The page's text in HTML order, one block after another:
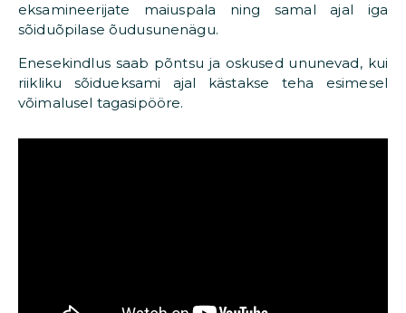
eksamineerijate maiuspala ning samal ajal iga
sõiduõpilase õudusunenägu.
Enesekindlus saab põntsu ja oskused ununevad, kui
riikliku sõidueksami ajal kästakse teha esimesel
võimalusel tagasipööre.